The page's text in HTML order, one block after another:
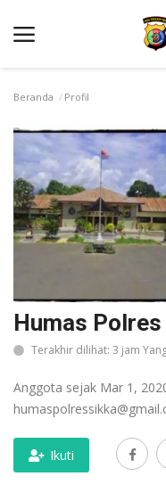
Beranda
Terms & Conditions
Reskrim
Binkam
Polisi Kita
Giat Ops
Beranda Profil
Humas Polres
Terakhir dilihat: 3 jam
Anggota sejak Mar 1,
Ikuti